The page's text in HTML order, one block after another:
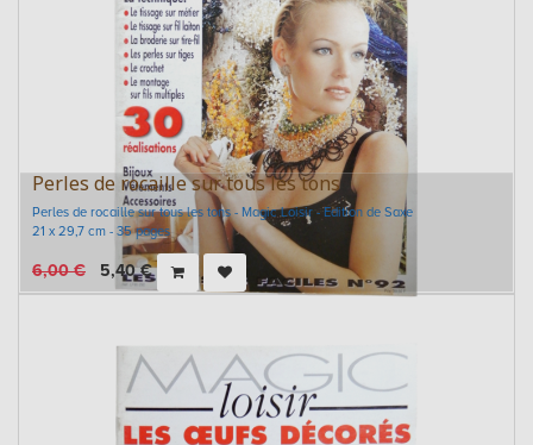
Perles de rocaille sur tous les tons
Perles de rocaille sur tous les tons - Magic Loisir - Edition de Saxe
21 x 29,7 cm - 35 pages
6,00€ 5,40€